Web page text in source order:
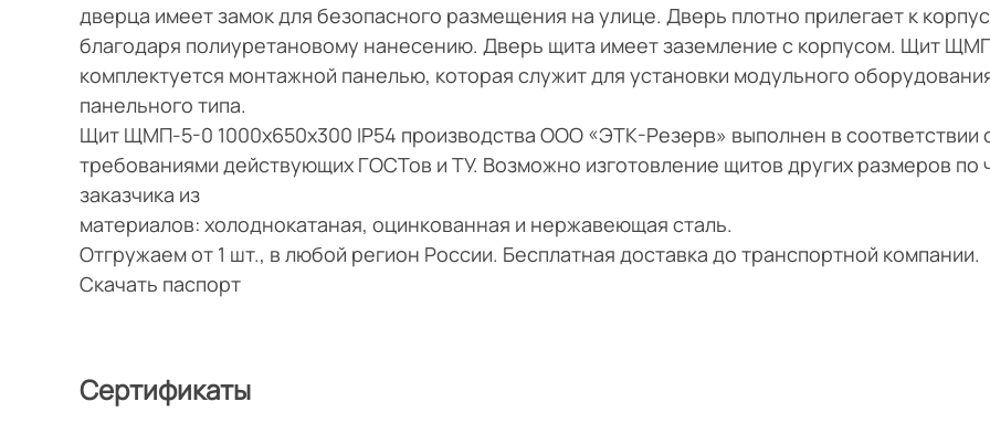
дверца имеет замок для безопасного размещения на улице. Дверь плотно прилегает к
благодаря полиуретановому нанесению. Дверь щита имеет заземление с корпусом. Щит
комплектуется монтажной панелью, которая служит для установки модульного
панельного типа.
Щит ЩМП-5-0 1000х650х300 IP54 производства ООО «ЭТК-Резерв» выполнен в соответствии
требованиями действующих ГОСТов и ТУ. Возможно изготовление щитов других размеров по
заказчика из
материалов: холоднокатаная, оцинкованная и нержавеющая сталь.
Отгружаем от 1 шт., в любой регион России. Бесплатная доставка до транспортной компании.
Скачать паспорт
Сертификаты